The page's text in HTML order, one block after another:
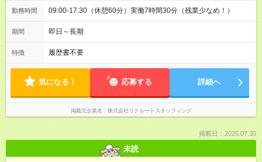
勤務時間 09:00-17:30（休憩60分）実働7時間30分（残業少なめ！）
期間 即日～長期
特徴 履歴書不要
気になる！ 応募する 詳細へ
掲載元企業名 株式会社リクルートスタッフィング
掲載日：2026.07.30
未読